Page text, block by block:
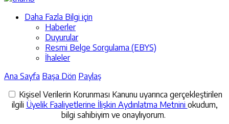
Daha Fazla Bilgi için
Haberler
Duyurular
Resmi Belge Sorgulama (EBYS)
İhaleler
Ana Sayfa Başa Dön Paylaş
Kişisel Verilerin Korunması Kanunu uyarınca gerçekleştirilen
ilgili Üyelik Faaliyetlerine İlişkin Aydınlatma Metnini okudum,
bilgi sahibiyim ve onaylıyorum.